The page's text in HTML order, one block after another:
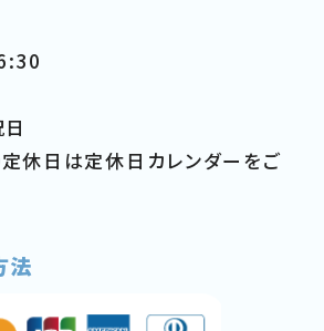
休日は定休日カレンダーをご
法